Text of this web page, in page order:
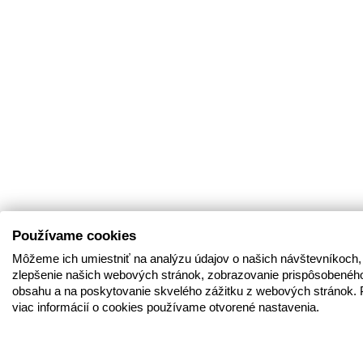
Používame cookies
Môžeme ich umiestniť na analýzu údajov o našich
zlepšenie našich webových stránok, zobrazovanie
obsahu a na poskytovanie skvelého zážitku z webových stránok.
viac informácií o cookies používame otvorené nastavenia.